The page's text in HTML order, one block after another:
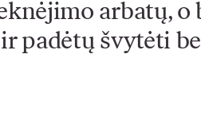
arbatų, o
padėtų švytėti